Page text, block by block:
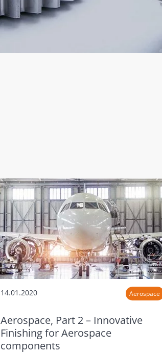
14.01.2020 Aerospace
Aerospace, Part 2 – Innovative
Finishing for Aerospace
components